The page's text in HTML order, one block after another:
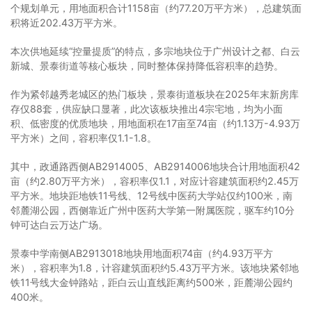
个规划单元，用地面积合计1158亩（约77.20万平方米），总建筑面
积将近202.43万平方米。
本次供地延续“控量提质”的特点，多宗地块位于广州设计之都、白云
新城、景泰街道等核心板块，同时整体保持降低容积率的趋势。
作为紧邻越秀老城区的热门板块，景泰街道板块在2025年末新房库
存仅88套，供应缺口显著，此次该板块推出4宗宅地，均为小面
积、低密度的优质地块，用地面积在17亩至74亩（约1.13万-4.93万
平方米）之间，容积率仅1.1-1.8。
其中，政通路西侧AB2914005、AB2914006地块合计用地面积42
亩（约2.80万平方米），容积率仅1.1，对应计容建筑面积约2.45万
平方米。地块距地铁11号线、12号线中医药大学站仅约100米，南
邻麓湖公园，西侧靠近广州中医药大学第一附属医院，驱车约10分
钟可达白云万达广场。
景泰中学南侧AB2913018地块用地面积74亩（约4.93万平方
米），容积率为1.8，计容建筑面积约5.43万平方米。该地块紧邻地
铁11号线大金钟路站，距白云山直线距离约500米，距麓湖公园约
400米。